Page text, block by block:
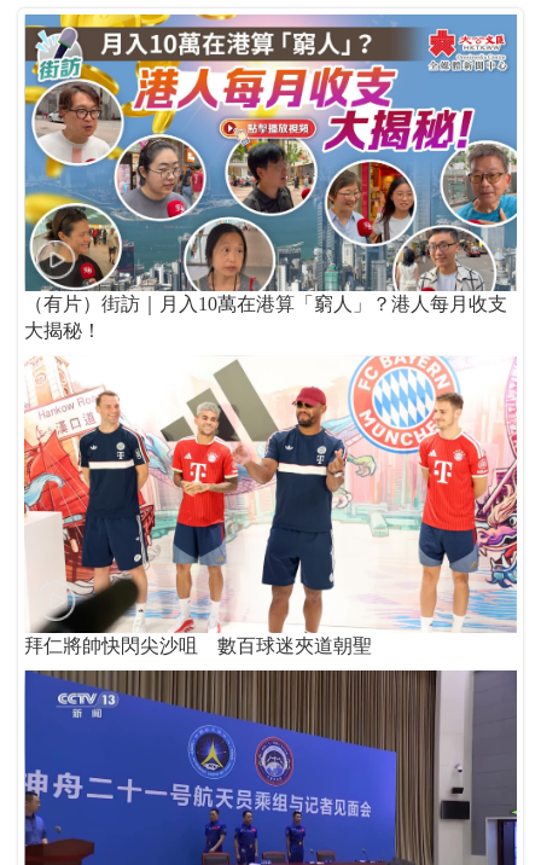
（有片）街訪｜月入10萬在港算「窮人」？港人每月收支
大揭秘！
拜仁將帥快閃尖沙咀 數百球迷夾道朝聖